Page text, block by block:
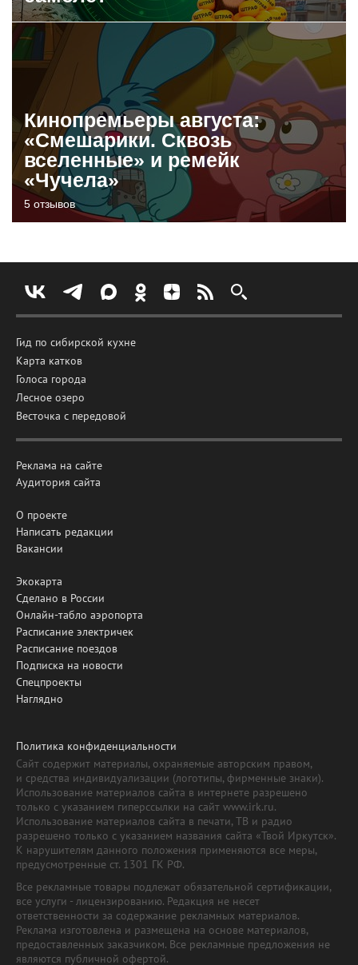
Кинопремьеры августа:
«Смешарики. Сквозь
вселенные» и ремейк
«Чучела»
5 отзывов
Гид по сибирской кухне
Карта катков
Голоса города
Лесное озеро
Весточка с передовой
Реклама на сайте
Аудитория сайта
О проекте
Написать редакции
Вакансии
Экокарта
Сделано в России
Онлайн-табло аэропорта
Расписание электричек
Расписание поездов
Подписка на новости
Спецпроекты
Наглядно
Политика конфиденциальности
Сайт содержит материалы, охраняемые авторским правом,
и средства индивидуализации (логотипы, фирменные знаки).
Использование материалов сайта в интернете разрешено
только с указанием гиперссылки на сайт www.irk.ru.
Использование материалов сайта в печати, ТВ и радио
разрешено только с указанием названия сайта «Твой Иркутск».
К нарушителям данного положения применяются все меры,
предусмотренные ст. 1301 ГК РФ.
Все рекламные товары подлежат обязательной сертификации,
все услуги - лицензированию. Редакция не несет
ответственности за содержание рекламных материалов.
Реклама изготовлена и размещена на основе материалов,
предоставленных заказчиком. Все рекламные предложения не
являются публичной офертой.